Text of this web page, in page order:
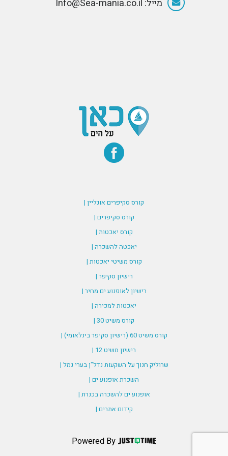
מייל: Info@Sea-mania.co.il
קורס סקיפרים אונליין |
קורס סקיפרים |
קורס יאכטות |
יאכטה להשכרה |
קורס משיטי יאכטות |
רישיון סקיפר |
רישיון לאופנוע ים מחיר |
יאכטות למכירה |
קורס משיט 30 |
קורס משיט 60 (רישיון סקיפר בינלאומי) |
רישיון משיט 12 |
שרוליק חנוך על השקעות נדל"ן בערי נמל |
השכרת אופנוע ים |
אופנוע ים להשכרה בכנרת |
קידום אתרים |
Powered By